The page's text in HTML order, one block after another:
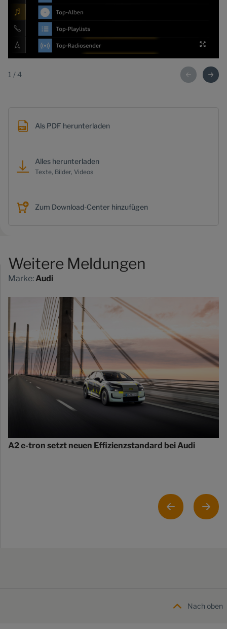
1 /4
Als PDF herunterladen
Alles herunterladen
Texte, Bilder, Videos
Zum Download-Center hinzufügen
Weitere Meldungen
Marke:Audi
A2 e-tron setzt neuen Effizienzstandard bei Audi
Nach oben